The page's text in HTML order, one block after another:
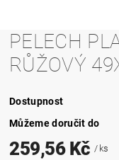
PELECH
RŮŽOVÝ
Dostupnost
Můžeme doručit do
259,56 Kč/ ks